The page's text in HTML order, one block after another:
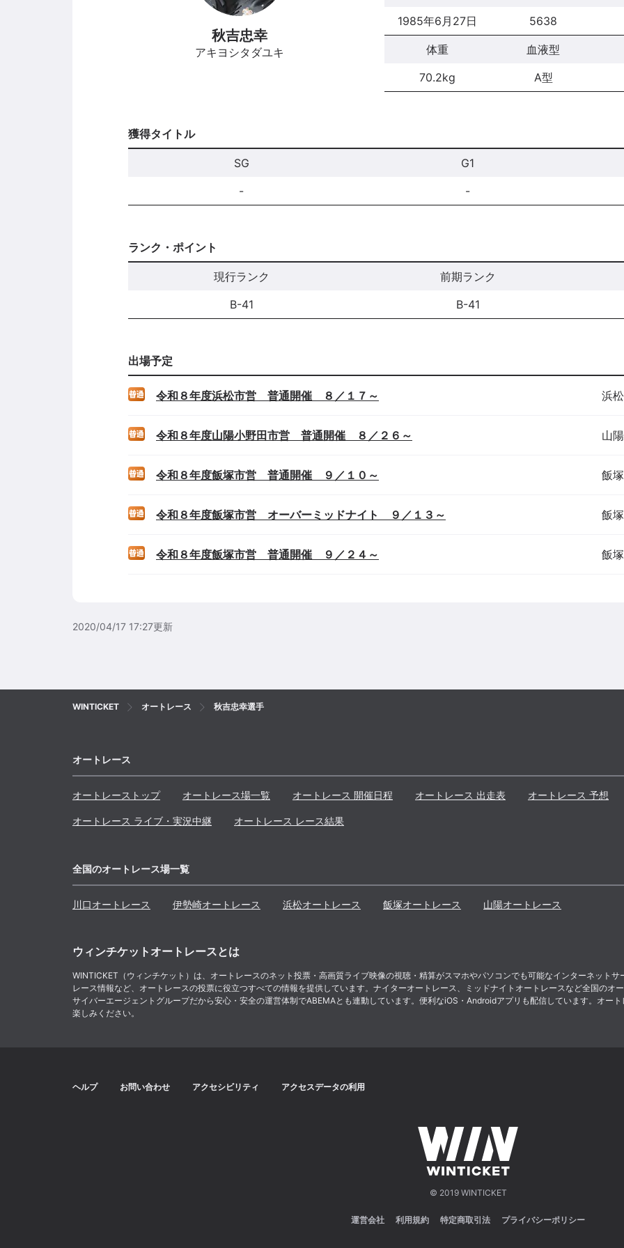
秋吉忠幸
アキヨシタダユキ
1985年6月27日 5638
体重
70.2kg
血液型
A型
獲得タイトル
SG
-
G1
-
ランク・ポイント
現行ランク
B-41
前期ランク
B-41
出場予定
令和８年度浜松市営 普通開催 ８／１７～ 浜松
令和８年度山陽小野田市営 普通開催 ８／２６～ 山陽
令和８年度飯塚市営 普通開催 ９／１０～ 飯塚
令和８年度飯塚市営 オーバーミッドナイト ９／１３～ 飯塚
令和８年度飯塚市営 普通開催 ９／２４～ 飯塚
2020/04/17 17:27更新
WINTICKET オートレース 秋吉忠幸選手
オートレース
オートレーストップ オートレース場一覧 オートレース 開催日程 オートレース 出走表 オートレース 予想
オートレース ライブ・実況中継 オートレース レース結果
全国のオートレース場一覧
川口オートレース 伊勢崎オートレース 浜松オートレース 飯塚オートレース 山陽オートレース
ウィンチケットオートレースとは
WINTICKET（ウィンチケット）は、オートレースのネット投票・高画質ライブ映像の視聴・精算がスマホやパソコンでも可能なインターネット
レース情報など、オートレースの投票に役立つすべての情報を提供しています。ナイターオートレース、ミッドナイトオートレースなど全国のオ
サイバーエージェントグループだから安心・安全の運営体制でABEMAとも連動しています。便利なiOS・Androidアプリも配信しています。オー
楽しみください。
ヘルプ お問い合わせ アクセシビリティ アクセスデータの利用
© 2019 WINTICKET
運営会社 利用規約 特定商取引法 プライバシーポリシー